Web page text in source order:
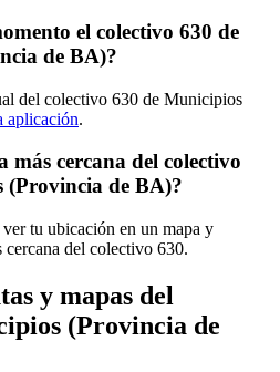
el colectivo 630 de
de BA)?
del colectivo 630 de Municipios
aplicación.
más cercana del colectivo
(Provincia de BA)?
ver tu ubicación en un mapa y
cercana del colectivo 630.
y mapas del
(Provincia de